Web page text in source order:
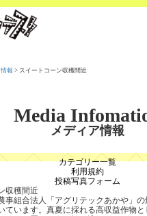
報 > スイートコーン収穫間近
Media
メディア情報
カテゴリー一覧
利用規約
投稿写真フォーム
収穫間近
事組合法人「アグリテックあかや」
ています。真夏に採れる高収益作物